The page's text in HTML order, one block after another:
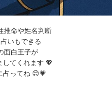
推命や姓名判断
いもできる
面白王子が
してくれます 💖
占ってね 😊💗